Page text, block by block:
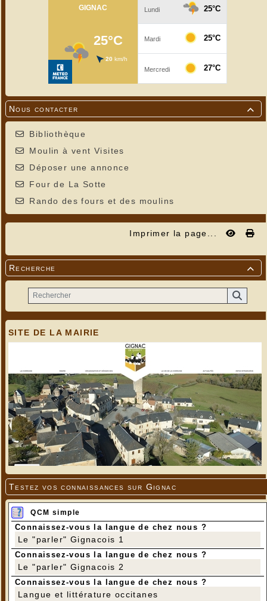

Nous contacter
Bibliothèque
Moulin à vent Visites
Déposer une annonce
Four de La Sotte
Rando des fours et des moulins
Imprimer la page...

Recherche
SITE DE LA MAIRIE
Testez vos connaissances sur Gignac
QCM simple
Connaissez-vous la langue de chez nous ?
Le "parler" Gignacois 1
Connaissez-vous la langue de chez nous ?
Le "parler" Gignacois 2
Connaissez-vous la langue de chez nous ?
Langue et littérature occitanes